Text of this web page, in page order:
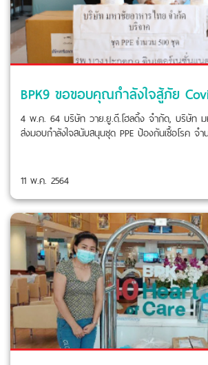
BPK9 ขอขอบคุณกำลังใจสู้ภัย
4 พ.ค. 64 บริษัท วาย.ยู.ดี.โฮลดิ้ง จำกัด, บริษัท ม
ส่งมอบกำลังใจสนับสนุนชุด PPE ป้องกันเชื้อโรค จ
11 พ.ค. 2564